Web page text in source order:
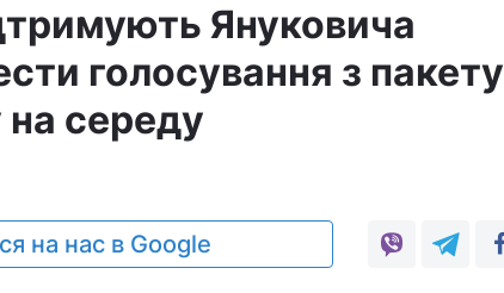
Януковича
голосування з пакету
середу
на нас в Google